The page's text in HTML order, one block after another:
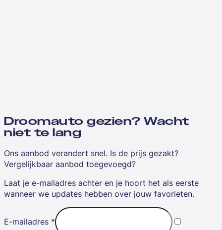
Droomauto gezien? Wacht
niet te lang
Ons aanbod verandert snel. Is de prijs gezakt?
Vergelijkbaar aanbod toegevoegd?
Laat je e-mailadres achter en je hoort het als eerste
wanneer we updates hebben over jouw favorieten.
E-mailadres *